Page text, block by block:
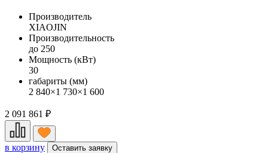
Производитель
XIAOJIN
Производительность
до 250
Мощность (кВт)
30
габариты (мм)
2 840×1 730×1 600
2 091 861 ₽
в корзину Оставить заявку